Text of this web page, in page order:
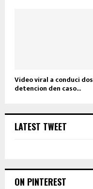
Video viral a conduci dos
detencion den caso...
LATEST TWEET
ON PINTEREST